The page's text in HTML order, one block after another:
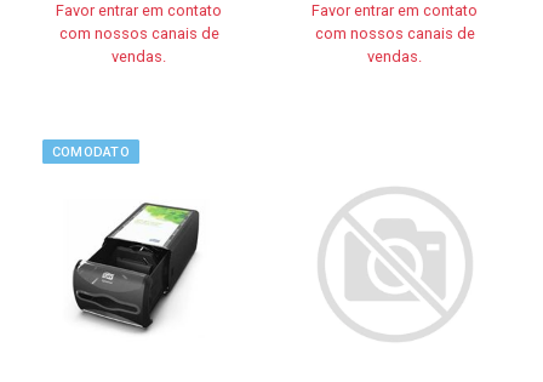
Favor entrar em contato
com nossos canais de
vendas.
Favor entrar em contato
com nossos canais de
vendas.
COMODATO